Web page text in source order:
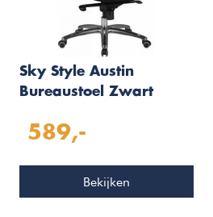
Sky Style Austin
Bureaustoel Zwart
589,-
Bekijken